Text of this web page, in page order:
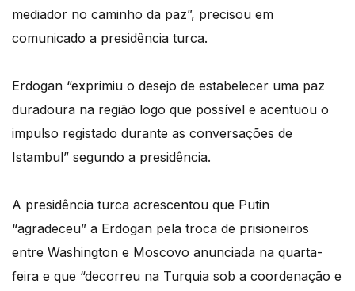
mediador no caminho da paz”, precisou em
comunicado a presidência turca.
Erdogan “exprimiu o desejo de estabelecer uma paz
duradoura na região logo que possível e acentuou o
impulso registado durante as conversações de
Istambul” segundo a presidência.
A presidência turca acrescentou que Putin
“agradeceu” a Erdogan pela troca de prisioneiros
entre Washington e Moscovo anunciada na quarta-
feira e que “decorreu na Turquia sob a coordenação e